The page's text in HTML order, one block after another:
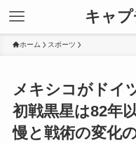
キャ
ホーム スポーツ
メキシコがドイ
初戦黒星は82年
慢と戦術の変化